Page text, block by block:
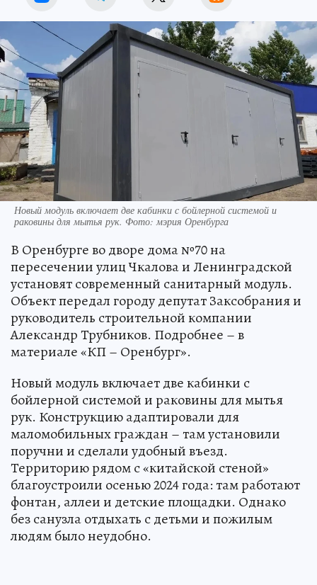
Новый модуль включает две кабинки с бойлерной системой и
раковины для мытья рук. Фото: мэрия Оренбурга
В Оренбурге во дворе дома №70 на
пересечении улиц Чкалова и Ленинградской
установят современный санитарный модуль.
Объект передал городу депутат Заксобрания и
руководитель строительной компании
Александр Трубников. Подробнее – в
материале «КП – Оренбург».
Новый модуль включает две кабинки с
бойлерной системой и раковины для мытья
рук. Конструкцию адаптировали для
маломобильных граждан – там установили
поручни и сделали удобный въезд.
Территорию рядом с «китайской стеной»
благоустроили осенью 2024 года: там работают
фонтан, аллеи и детские площадки. Однако
без санузла отдыхать с детьми и пожилым
людям было неудобно.